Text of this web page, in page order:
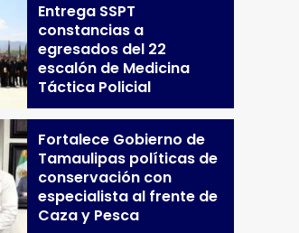
Entrega SSPT
constancias a
egresados del 22
escalón de Medicina
Táctica Policial
Fortalece Gobierno de
Tamaulipas políticas de
conservación con
especialista al frente de
Caza y Pesca